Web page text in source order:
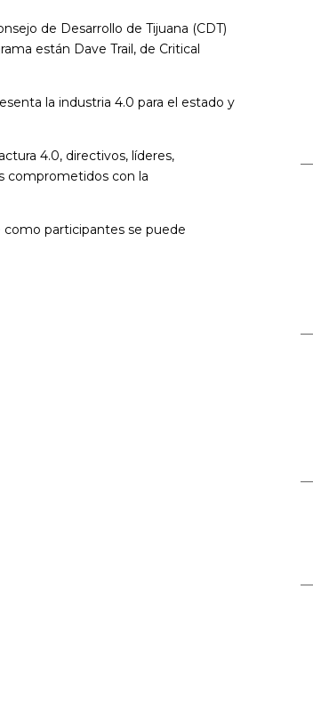
de Desarrollo de Tijuana (CDT)
están Dave Trail, de Critical
la industria 4.0 para el estado y
4.0, directivos, líderes,
comprometidos con la
participantes se puede